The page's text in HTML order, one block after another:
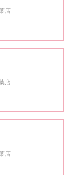
店
店
店